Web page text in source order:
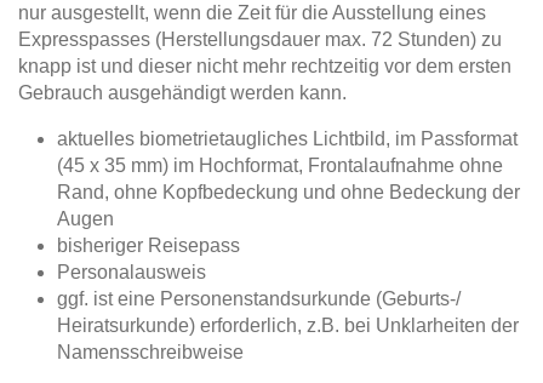
nur ausgestellt, wenn die Zeit für die Ausstellung eines
Expresspasses (Herstellungsdauer max. 72 Stunden) zu
knapp ist und dieser nicht mehr rechtzeitig vor dem ersten
Gebrauch ausgehändigt werden kann.
aktuelles biometrietaugliches Lichtbild, im Passformat
(45 x 35 mm) im Hochformat, Frontalaufnahme ohne
Rand, ohne Kopfbedeckung und ohne Bedeckung der
Augen
bisheriger Reisepass
Personalausweis
ggf. ist eine Personenstandsurkunde (Geburts-/
Heiratsurkunde) erforderlich, z.B. bei Unklarheiten der
Namensschreibweise